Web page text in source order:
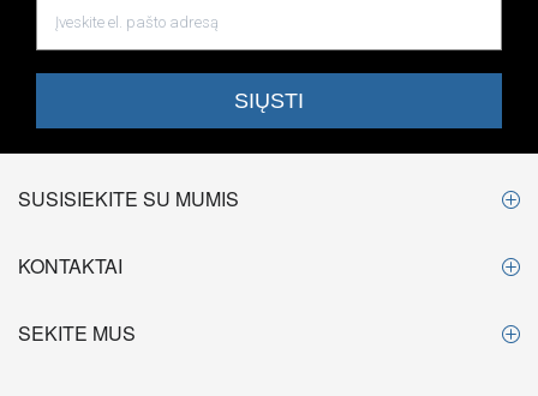
SUSISIEKITE SU MUMIS
KONTAKTAI
SEKITE MUS